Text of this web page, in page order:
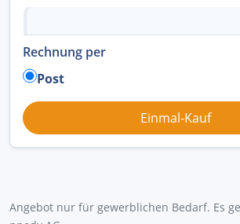
Rechnung per
Post
Angebot nur für gewerblichen Bedarf. Es